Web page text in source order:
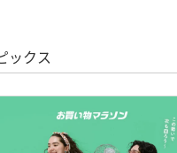
用品
水着・スイムグッズ
ックス